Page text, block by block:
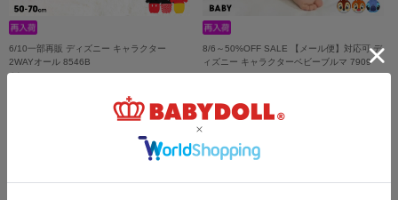
6/10一部再販 ディズニー キャラクター
2WAYオール 8546B
￥4,290
8/6～50%OFF SALE 【メール便】対応可 デ
ィズニー キャラクターベビーブルマ 7909